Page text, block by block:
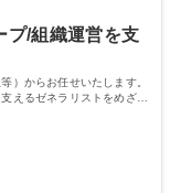
プ/組織運営を支
）からお任せいたします。
えるゼネラリストをめざせ